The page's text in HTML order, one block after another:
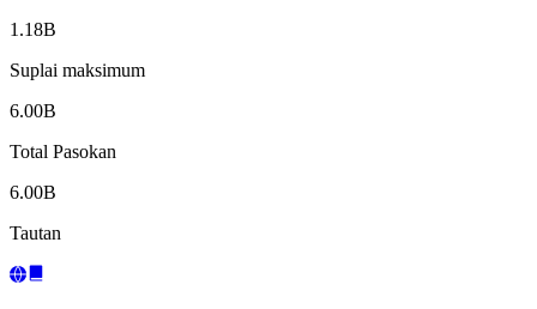
1.18B
Suplai maksimum
6.00B
Total Pasokan
6.00B
Tautan